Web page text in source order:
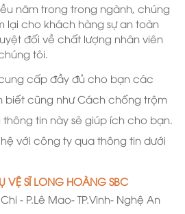
năm trong trong ngành, chúng
lại cho khách hàng sự an toàn
đối về chất lượng nhân viên
tôi.
cấp đầy đủ cho bạn các
biết cũng như Cách chống trộm
tin này sẽ giúp ích cho bạn.
với công ty qua thông tin dưới
VỆ SĨ LONG HOÀNG SBC
- P.Lê Mao- TP.Vinh- Nghệ An